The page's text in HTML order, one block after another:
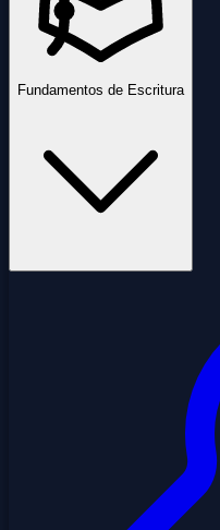
Fundamentos de Escritura